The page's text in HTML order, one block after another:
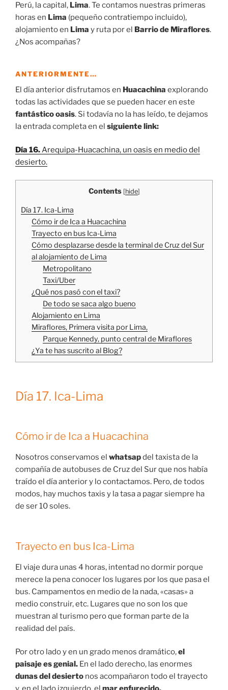
Perú, la capital, Lima. Te contamos nuestras primeras
horas en Lima (pequeño contratiempo incluido),
alojamiento en Lima y ruta por el Barrio de Miraflores.
¿Nos acompañas?
ANTERIORMENTE…
El día anterior disfrutamos en Huacachina explorando
todas las actividades que se pueden hacer en este
fantástico oasis. Si todavía no la has leído, te dejamos
la entrada completa en el siguiente link:
Día 16.Arequipa-Huacachina, un oasis en medio del
desierto.
Contents [hide]
Día 17. Ica-Lima
Cómo ir de Ica a Huacachina
Trayecto en bus Ica-Lima
Cómo desplazarse desde la terminal de Cruz del Sur
al alojamiento de Lima
Metropolitano
Taxi/Uber
¿Qué nos pasó con el taxi?
De todo se saca algo bueno
Alojamiento en Lima
Miraflores, Primera visita por Lima,
Parque Kennedy, punto central de Miraflores
¿Ya te has suscrito al Blog?
Día 17. Ica-Lima
Cómo ir de Ica a Huacachina
Nosotros conservamos el whatsapdel taxista de la
compañía de autobuses de Cruz del Sur que nos había
traído el día anterior y lo contactamos. Pero, de todos
modos, hay muchos taxis y la tasa a pagar siempre ha
de ser 10 soles.
Trayecto en bus Ica-Lima
El viaje dura unas 4 horas, intentad no dormir porque
merece la pena conocer los lugares por los que pasa el
bus. Campamentos en medio de la nada, «casas» a
medio construir, etc. Lugares que no son los que
muestran al turismo pero que forman parte de la
realidad del país.
Por otro lado y en un grado menos dramático,el
paisaje es genial. En el lado derecho, las enormes
dunas del desierto nos acompañaron todo el trayecto